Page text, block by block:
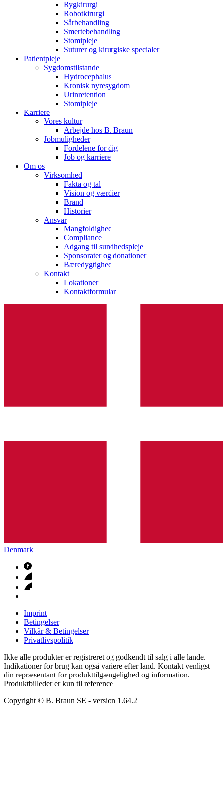
Rygkirurgi
Robotkirurgi
Sårbehandling
Smertebehandling
Stomipleje
Suturer og kirurgiske specialer
Patientpleje
Sygdomstilstande
Hydrocephalus
Kronisk nyresygdom
Urinretention
Stomipleje
Karriere
Vores kultur
Arbejde hos B. Braun
Jobmuligheder
Fordelene for dig
Job og karriere
Om os
Virksomhed
Fakta og tal
Vision og værdier
Brand
Historier
Ansvar
Mangfoldighed
Compliance
Adgang til sundhedspleje
Sponsorater og donationer
Bæredygtighed
Kontakt
Lokationer
Kontaktformular
Denmark
Imprint
Betingelser
Vilkår & Betingelser
Privatlivspolitik
Ikke alle produkter er registreret og godkendt til salg i alle lande.
Indikationer for brug kan også variere efter land. Kontakt venligst
din repræsentant for produkttilgængelighed og information.
Produktbilleder er kun til reference
Copyright © B. Braun SE - version 1.64.2